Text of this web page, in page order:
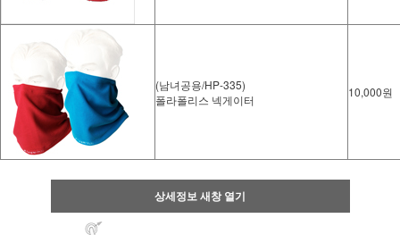
(남녀공용/HP-335)
폴라폴리스 넥게이터
10,000원
상세정보 새창 열기